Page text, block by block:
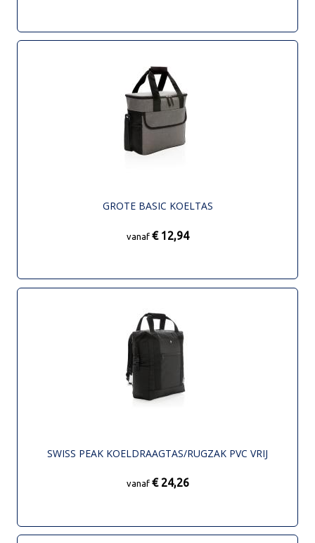
GROTE BASIC KOELTAS
vanaf € 12,94
SWISS PEAK KOELDRAAGTAS/RUGZAK PVC VRIJ
vanaf € 24,26